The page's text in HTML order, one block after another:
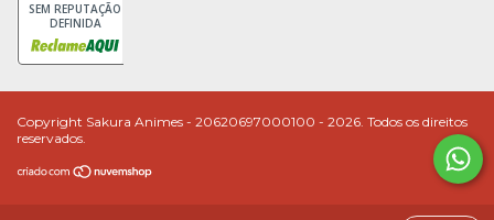
SEM REPUTAÇÃO
DEFINIDA
Copyright Sakura Animes - 20620697000100 - 2026. Todos os direitos
reservados.